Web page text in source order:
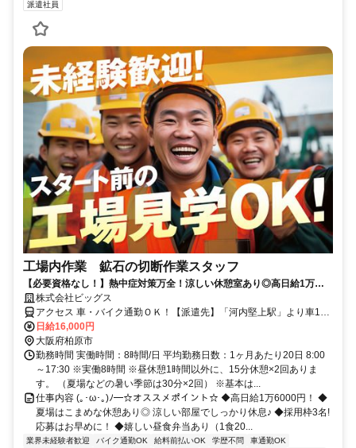
派遣社員
工場内作業 鉱石の切断作業スタッフ
【必要資格なし！】熱中症対策万全！涼しい休憩室あり◎高日給1万
6000円♪残業ほぼなし！昼食弁当あり★日払い・前払いOK
株式会社ビッグス
アクセス 車・バイク通勤ＯＫ！【派遣先】「河内堅上駅」より車10
分／「高井田駅」より車8分
日給16,000円
大阪府柏原市
勤務時間 実働時間：8時間/日 平均勤務日数：1ヶ月あたり20日 8:00
～17:30 ※実働8時間 ※昼休憩1時間以外に、15分休憩×2回ありま
す。 （夏場などの暑い季節は30分×2回） ※基本は...
仕事内容 (｡･ω･｡)ﾉ━☆オススメポイント☆ ◆高日給1万6000円！ ◆
夏場はこまめな休憩あり◎ 涼しい部屋でしっかり休息♪ ◆採用枠3名!
応募はお早めに！ ◆嬉しい昼食弁当あり（1食20...
業界未経験者歓迎 バイク通勤OK 給料前払いOK 学歴不問
車通勤OK